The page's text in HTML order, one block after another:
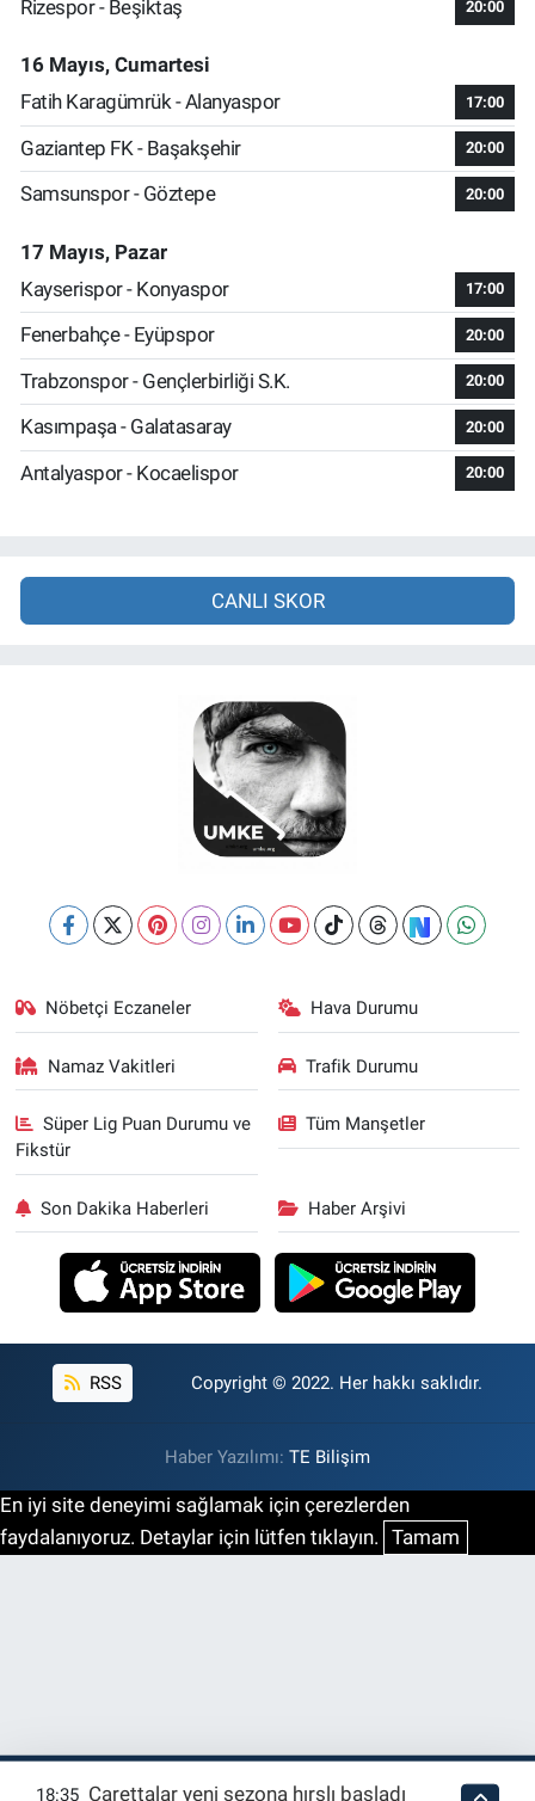
Rizespor - Beşiktaş
20:00
16 Mayıs, Cumartesi
Fatih Karagümrük - Alanyaspor
17:00
Gaziantep FK - Başakşehir 20:00
Samsunspor - Göztepe 20:00
17 Mayıs, Pazar
Kayserispor - Konyaspor
17:00
Fenerbahçe - Eyüpspor 20:00
Trabzonspor - Gençlerbirliği S.K. 20:00
Kasımpaşa - Galatasaray 20:00
Antalyaspor - Kocaelispor 20:00
CANLI SKOR
Nöbetçi Eczaneler Hava Durumu
Namaz Vakitleri Trafik Durumu
Süper Lig Puan Durumu ve
Fikstür
Tüm Manşetler
Son Dakika Haberleri Haber Arşivi
RSS Copyright © 2022. Her hakkı saklıdır.
Haber Yazılımı: TE Bilişim
En iyi site deneyimi sağlamak için çerezlerden
faydalanıyoruz. Detaylar için lütfen tıklayın. Tamam
18:35 Carettalar yeni sezona hırslı başladı